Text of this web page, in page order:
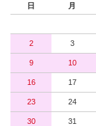
日 月
2 3
9 10
16 17
23 24
30 31